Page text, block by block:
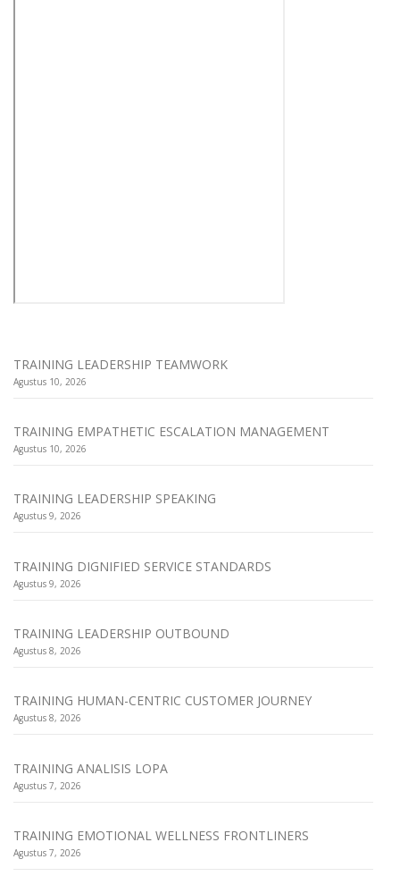
TRAINING LEADERSHIP TEAMWORK
Agustus 10, 2026
TRAINING EMPATHETIC ESCALATION MANAGEMENT
Agustus 10, 2026
TRAINING LEADERSHIP SPEAKING
Agustus 9, 2026
TRAINING DIGNIFIED SERVICE STANDARDS
Agustus 9, 2026
TRAINING LEADERSHIP OUTBOUND
Agustus 8, 2026
TRAINING HUMAN-CENTRIC CUSTOMER JOURNEY
Agustus 8, 2026
TRAINING ANALISIS LOPA
Agustus 7, 2026
TRAINING EMOTIONAL WELLNESS FRONTLINERS
Agustus 7, 2026